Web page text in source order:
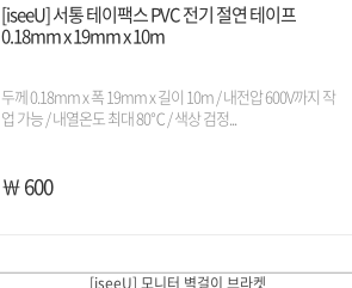
[iseeU] 서통 테이팩스 PVC 전기 절연 테이프
0.18mm x 19mm x 10m
두께 0.18mm x 폭 19mm x 길이 10m / 내전압 600V까지 작
업 가능 / 내열온도 최대 80℃ / 색상 검정...
￦ 600